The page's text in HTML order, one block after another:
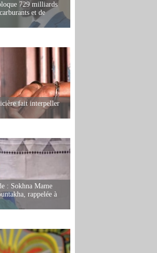
729 milliards
et de
fait interpeller
: Sokhna Mame
rappelée à